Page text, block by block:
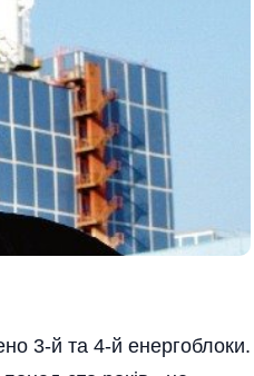
3-й та 4-й енергоблоки.